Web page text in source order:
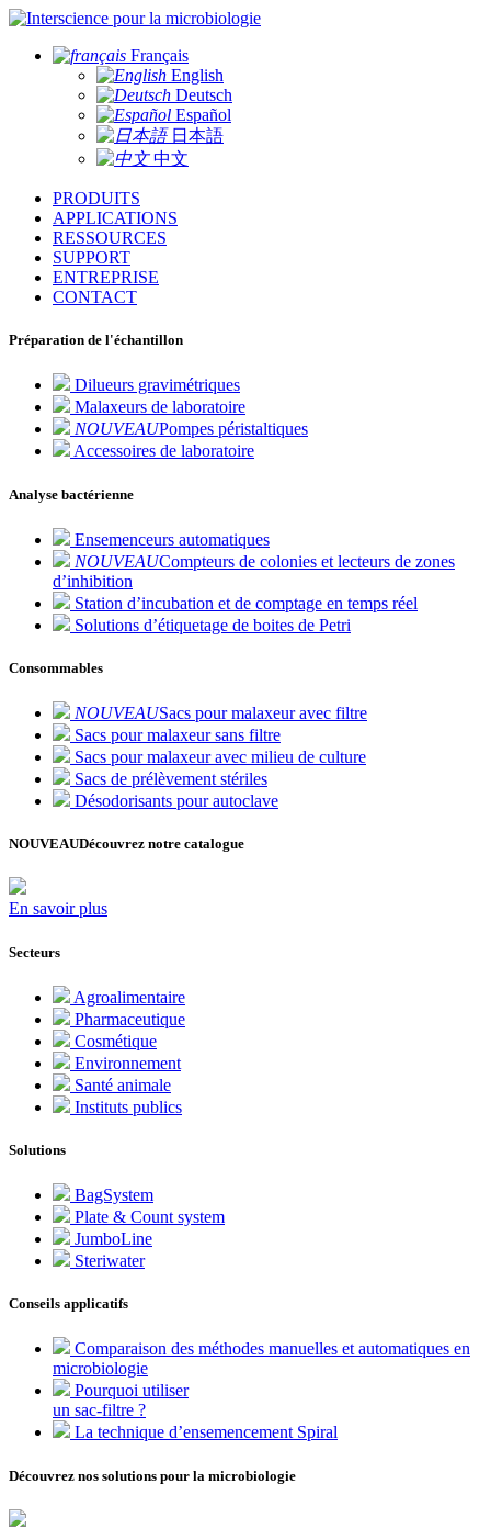
pour la microbiologie
Français
English
Deutsch
Español
日本語
中文
PRODUITS
APPLICATIONS
RESSOURCES
SUPPORT
ENTREPRISE
CONTACT
Préparation de l'échantillon
Dilueurs gravimétriques
Malaxeurs de laboratoire
NOUVEAUPompes péristaltiques
Accessoires de laboratoire
Analyse bactérienne
Ensemenceurs automatiques
NOUVEAUCompteurs de colonies et lecteurs de zones
d’inhibition
Station d’incubation et de comptage en temps réel
Solutions d’étiquetage de boites de Petri
Consommables
NOUVEAUSacs pour malaxeur avec filtre
Sacs pour malaxeur sans filtre
Sacs pour malaxeur avec milieu de culture
Sacs de prélèvement stériles
Désodorisants pour autoclave
NOUVEAUDécouvrez notre catalogue
En savoir plus
Secteurs
Agroalimentaire
Pharmaceutique
Cosmétique
Environnement
Santé animale
Instituts publics
Solutions
BagSystem
Plate & Count system
JumboLine
Steriwater
Conseils applicatifs
Comparaison des méthodes manuelles et automatiques en
microbiologie
Pourquoi utiliser
un sac-filtre ?
La technique d’ensemencement Spiral
Découvrez nos solutions pour la microbiologie